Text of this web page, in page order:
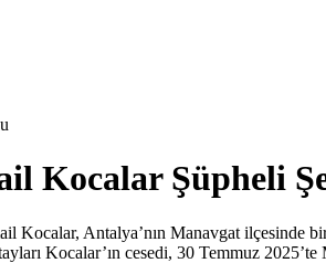
Kocalar Şüpheli
Kocalar, Antalya’nın Manavgat
Kocalar’ın cesedi, 30 Temmuz